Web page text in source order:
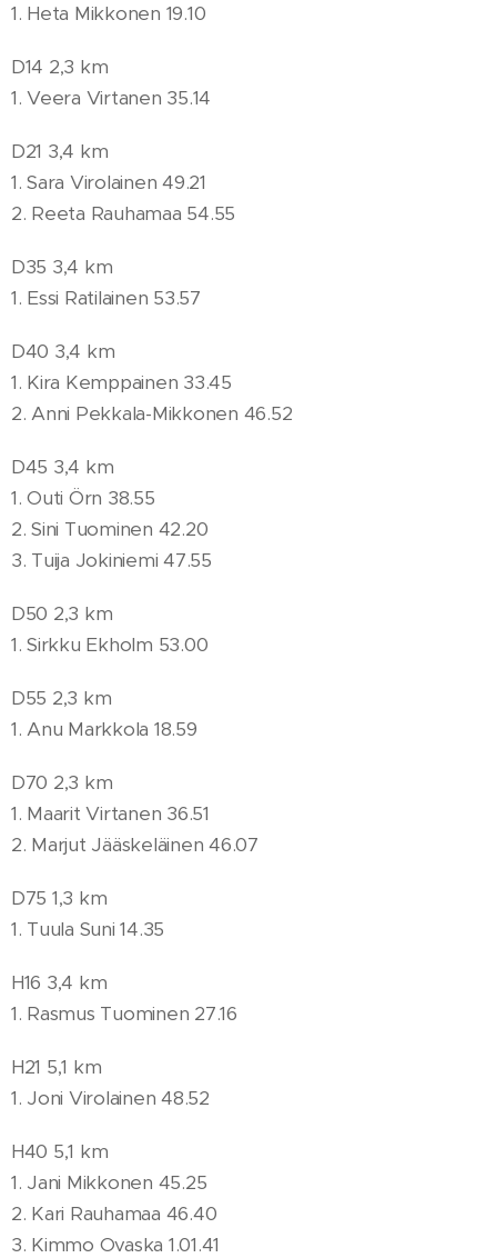
1. Heta Mikkonen 19.10
D14 2,3 km
1. Veera Virtanen 35.14
D21 3,4 km
1. Sara Virolainen 49.21
2. Reeta Rauhamaa 54.55
D35 3,4 km
1. Essi Ratilainen 53.57
D40 3,4 km
1. Kira Kemppainen 33.45
2. Anni Pekkala-Mikkonen 46.52
D45 3,4 km
1. Outi Örn 38.55
2. Sini Tuominen 42.20
3. Tuija Jokiniemi 47.55
D50 2,3 km
1. Sirkku Ekholm 53.00
D55 2,3 km
1. Anu Markkola 18.59
D70 2,3 km
1. Maarit Virtanen 36.51
2. Marjut Jääskeläinen 46.07
D75 1,3 km
1. Tuula Suni 14.35
H16 3,4 km
1. Rasmus Tuominen 27.16
H21 5,1 km
1. Joni Virolainen 48.52
H40 5,1 km
1. Jani Mikkonen 45.25
2. Kari Rauhamaa 46.40
3. Kimmo Ovaska 1.01.41